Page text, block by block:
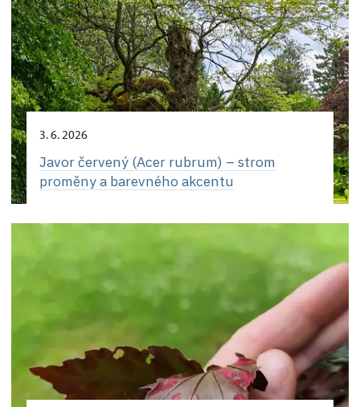
3. 6. 2026
Javor červený (Acer rubrum) – strom
proměny a barevného akcentu